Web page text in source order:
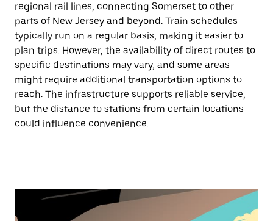
regional rail lines, connecting Somerset to other
parts of New Jersey and beyond. Train schedules
typically run on a regular basis, making it easier to
plan trips. However, the availability of direct routes to
specific destinations may vary, and some areas
might require additional transportation options to
reach. The infrastructure supports reliable service,
but the distance to stations from certain locations
could influence convenience.